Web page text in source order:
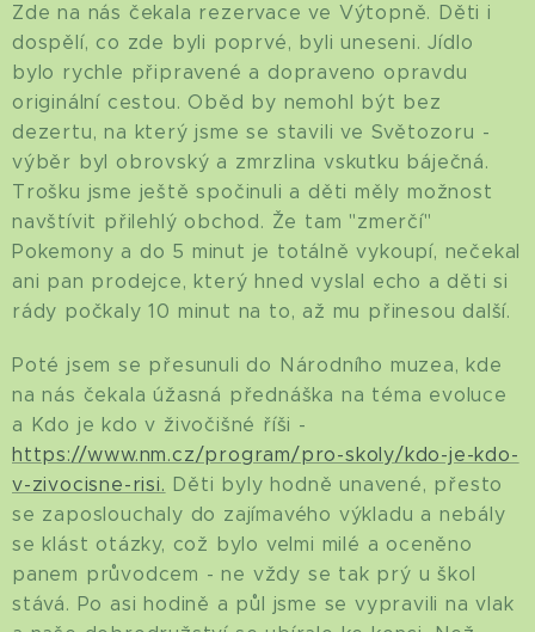
Zde na nás čekala rezervace ve Výtopně. Děti i
dospělí, co zde byli poprvé, byli uneseni. Jídlo
bylo rychle připravené a dopraveno opravdu
originální cestou. Oběd by nemohl být bez
dezertu, na který jsme se stavili ve Světozoru -
výběr byl obrovský a zmrzlina vskutku báječná.
Trošku jsme ještě spočinuli a děti měly možnost
navštívit přilehlý obchod. Že tam "zmerčí"
Pokemony a do 5 minut je totálně vykoupí, nečekal
ani pan prodejce, který hned vyslal echo a děti si
rády počkaly 10 minut na to, až mu přinesou další.
Poté jsem se přesunuli do Národního muzea, kde
na nás čekala úžasná přednáška na téma evoluce
a Kdo je kdo v živočišné říši -
https://www.nm.cz/program/pro-skoly/kdo-je-kdo-
v-zivocisne-risi. Děti byly hodně unavené, přesto
se zaposlouchaly do zajímavého výkladu a nebály
se klást otázky, což bylo velmi milé a oceněno
panem průvodcem - ne vždy se tak prý u škol
stává. Po asi hodině a půl jsme se vypravili na vlak